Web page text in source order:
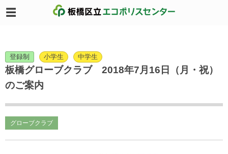
登録制 小学生 中学生
板橋グローブクラブ 2018年7月16日（月・祝）
のご案内
グローブクラブ